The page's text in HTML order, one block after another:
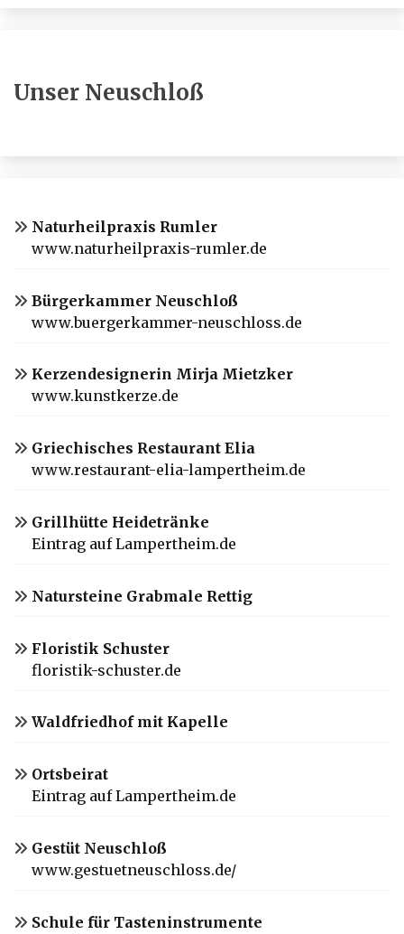
Unser Neuschloß
Naturheilpraxis Rumler
www.naturheilpraxis-rumler.de
Bürgerkammer Neuschloß
www.buergerkammer-neuschloss.de
Kerzendesignerin Mirja Mietzker
www.kunstkerze.de
Griechisches Restaurant Elia
www.restaurant-elia-lampertheim.de
Grillhütte Heidetränke
Eintrag auf Lampertheim.de
Natursteine Grabmale Rettig
Floristik Schuster
floristik-schuster.de
Waldfriedhof mit Kapelle
Ortsbeirat
Eintrag auf Lampertheim.de
Gestüt Neuschloß
www.gestuetneuschloss.de/
Schule für Tasteninstrumente